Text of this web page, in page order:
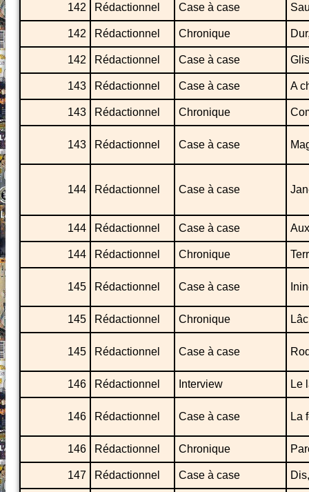
142 Rédactionnel Case à case
142 Rédactionnel Chronique
142 Rédactionnel Case à case
143 Rédactionnel Case à case A
143 Rédactionnel Chronique
143 Rédactionnel Case à case
144 Rédactionnel Case à case
144 Rédactionnel Case à case
144 Rédactionnel Chronique
145 Rédactionnel Case à case
145 Rédactionnel Chronique
145 Rédactionnel Case à case
146 Rédactionnel Interview Le
146 Rédactionnel Case à case La
146 Rédactionnel Chronique
147 Rédactionnel Case à case